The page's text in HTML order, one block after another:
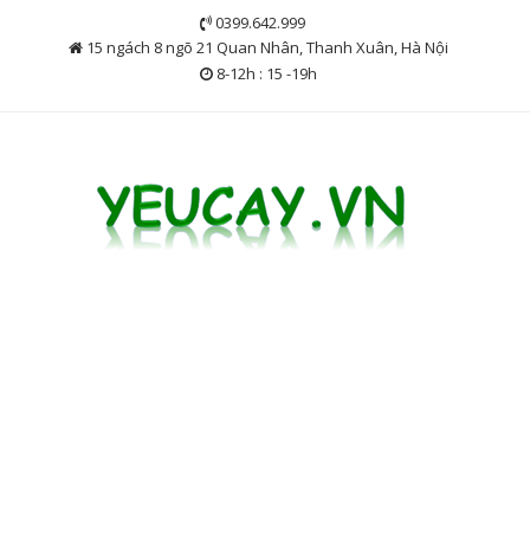
0399.642.999
15 ngách 8 ngõ 21 Quan Nhân, Thanh Xuân, Hà Nội
8-12h : 15 -19h